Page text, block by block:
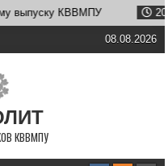
КВВМПУ 2026-07-07
08.08.2026
КВВМПУ